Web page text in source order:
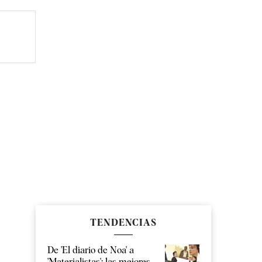
TENDENCIAS
De 'El diario de Noa' a